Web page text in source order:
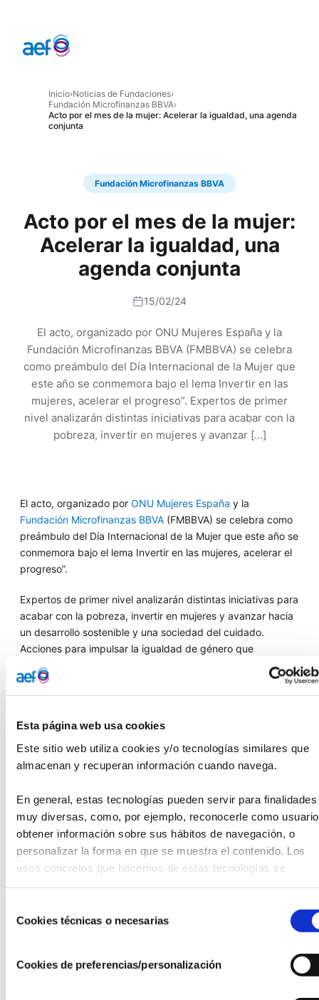
Esta página web usa cookies
Este sitio web utiliza cookies y/o tecnologías similares que
almacenan y recuperan información cuando navega.
En general, estas tecnologías pueden servir para finalidades
muy diversas, como, por ejemplo, reconocerle como
obtener información sobre sus hábitos de navegación, o
personalizar la forma en que se muestra el contenido. Los
usos concretos que hacemos de estas tecnologías se
deCookies técnicas o necesarias
Cookies de preferencias/personalización
Inicio›Noticias de Fundaciones›
Fundación Microfinanzas BBVA›
Acto por el mes de la mujer: Acelerar la igualdad, una agenda
conjunta
Fundación Microfinanzas BBVA
Acto por el mes de la mujer:
Acelerar la igualdad, una
agenda conjunta
15/02/24
El acto, organizado por ONU Mujeres España y la
Fundación Microfinanzas BBVA (FMBBVA) se celebra
como preámbulo del Día Internacional de la Mujer que
este año se conmemora bajo el lema Invertir en las
mujeres, acelerar el progreso”. Expertos de primer
nivel analizarán distintas iniciativas para acabar con la
pobreza, invertir en mujeres y avanzar […]
El acto, organizado por ONU Mujeres España y la
Fundación Microfinanzas BBVA (FMBBVA) se celebra como
preámbulo del Día Internacional de la Mujer que este año se
conmemora bajo el lema Invertir en las mujeres, acelerar el
progreso”.
Expertos de primer nivel analizarán distintas iniciativas para
acabar con la pobreza, invertir en mujeres y avanzar hacia
un desarrollo sostenible y una sociedad del cuidado.
Acciones para impulsar la igualdad de género que
requieren la colaboración entre organismos públicos y
privados.
la mujer atiende en la actualidad a más de 1.700.000
mujeres en cinco países de América Latina, en su mayoría
de bajos ingresos, con niveles de escolaridad y
muchas viven además en zonas rurales y/o remotas,
proporcionándoles servicios financieros y productos
personalizados que les ayudan a mejorar sus vidas y sus
El acto está enmarcado en los esfuerzos y agenda del
Comité Nacional de ONU Mujeres España, el decimotercero